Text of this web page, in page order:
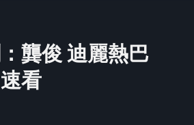
龔俊 迪麗熱巴
看